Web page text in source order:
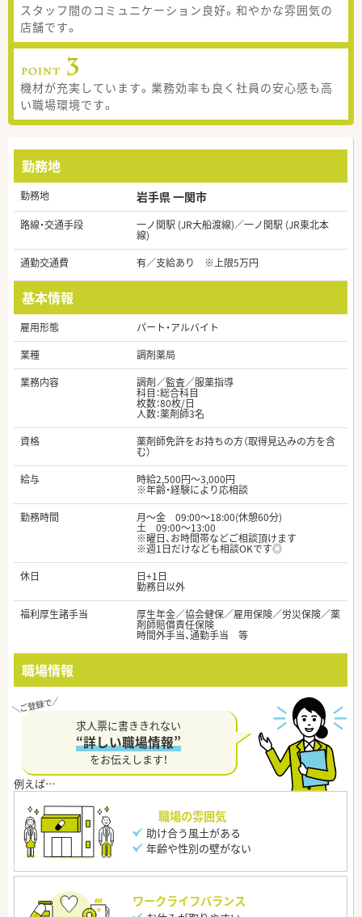
スタッフ間のコミュニケーション良好。和やかな雰囲気の
店舗です。
機材が充実しています。業務効率も良く社員の安心感も高
い職場環境です。
勤務地
勤務地 岩手県 一関市
路線・交通手段 一ノ関駅 (JR大船渡線)／一ノ関駅 (JR東北本
線)
通勤交通費
有／支給あり ※上限5万円
基本情報
雇用形態
パート・アルバイト
業種
調剤薬局
業務内容
調剤／監査／服薬指導
科目：総合科目
枚数：80枚/日
人数：薬剤師3名
資格
薬剤師免許をお持ちの方（取得見込みの方を含
む）
給与
時給2,500円～3,000円
※年齢・経験により応相談
勤務時間
月〜金 09:00～18:00(休憩60分)
土 09:00〜13:00
※曜日、お時間帯などご相談頂けます
※週1日だけなども相談OKです◎
休日
日+1日
勤務日以外
福利厚生諸手当
厚生年金／協会健保／雇用保険／労災保険／薬
剤師賠償責任保険
時間外手当、通勤手当 等
職場情報
求人票に書ききれない
“詳しい職場情報”
をお伝えします！
職場の雰囲気
助け合う風土がある
年齢や性別の壁がない
ワークライフバランス